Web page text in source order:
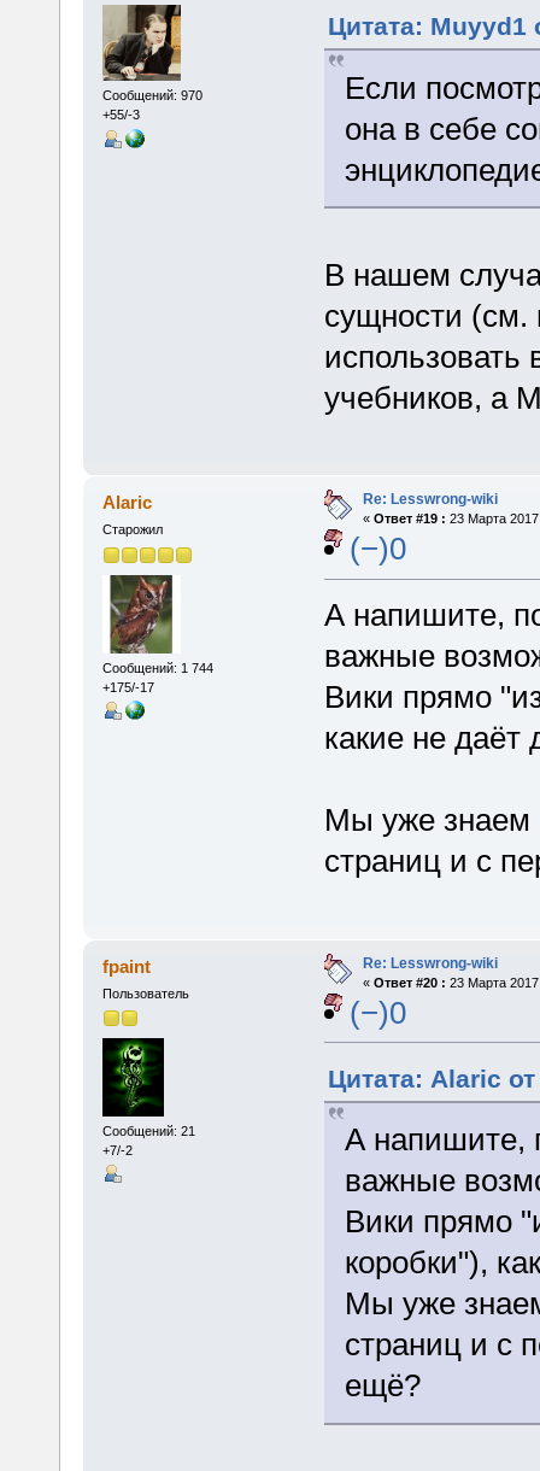
Сообщений: 970
+55/-3
Цитата: Muyyd1
Если
она в себе
В нашем
сущности (см.
использовать
учебников, а
Alaric
Старожил
Сообщений: 1 744
+175/-17
Re: Lesswrong-wiki
« Ответ #19 : 23 Марта
(−)0
А напишите,
важные
Вики прямо
какие не даёт
Мы уже знаем
страниц и с
fpaint
Пользователь
Сообщений: 21
+7/-2
Re: Lesswrong-wiki
« Ответ #20 : 23 Марта
(−)0
Цитата: Alaric
А напишите,
важные
Вики прямо
коробки"),
Мы уже
страниц и с
ещё?